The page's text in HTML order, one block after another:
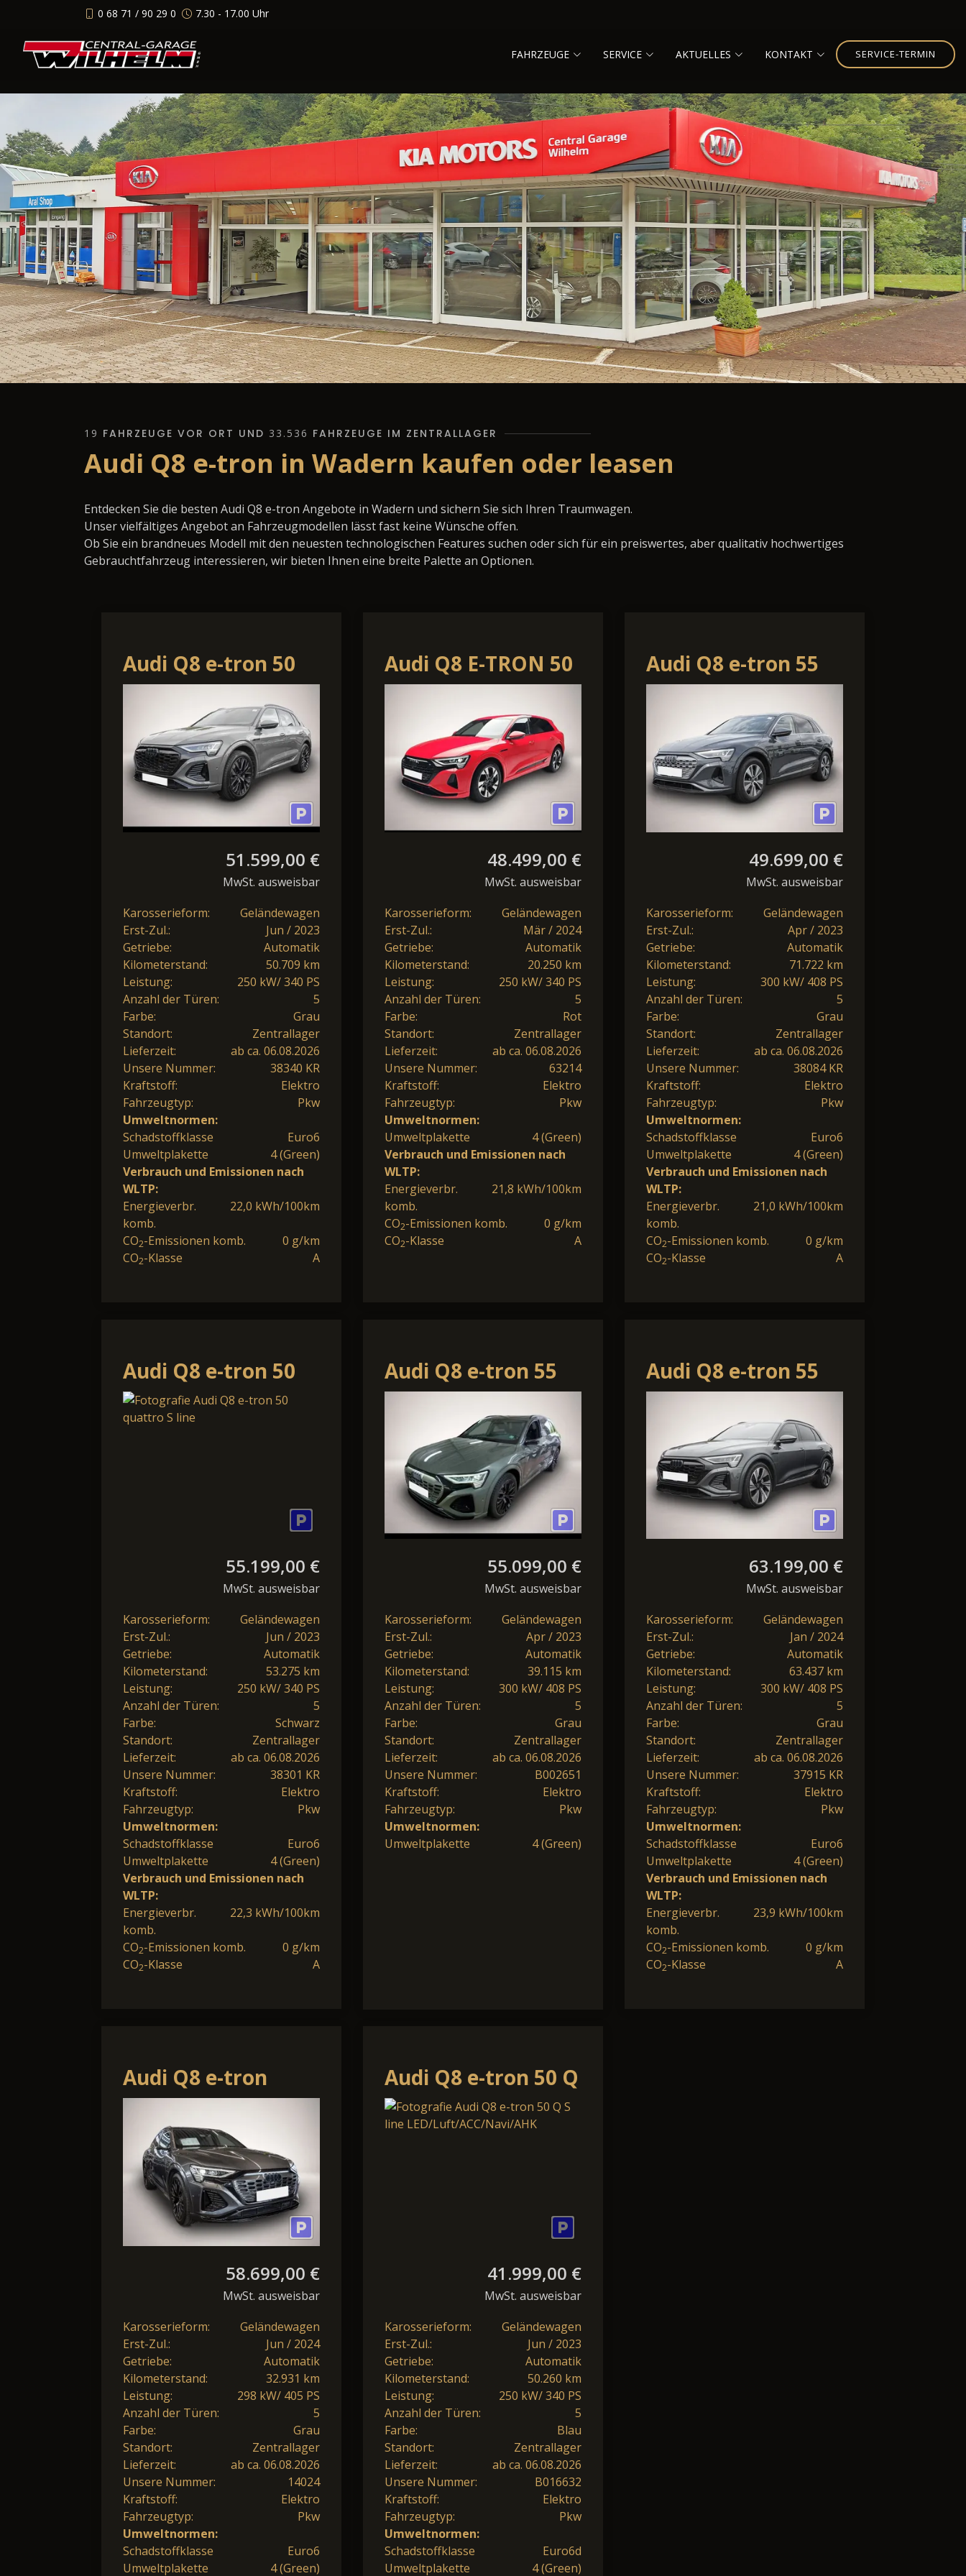
0 68 71 / 90 29 0 7.30 - 17.00 Uhr
FAHRZEUGE SERVICE AKTUELLES KONTAKT SERVICE-TERMIN
19 FAHRZEUGE VOR ORT UND 33.536 FAHRZEUGE IM ZENTRALLAGER
Audi Q8 e-tron in Wadern kaufen oder leasen
Entdecken Sie die besten Audi Q8 e-tron Angebote in Wadern und sichern Sie sich Ihren Traumwagen.
Unser vielfältiges Angebot an Fahrzeugmodellen lässt fast keine Wünsche offen.
Ob Sie ein brandneues Modell mit den neuesten technologischen Features suchen oder sich für ein preiswertes, aber qualitativ hochwertiges
Gebrauchtfahrzeug interessieren, wir bieten Ihnen eine breite Palette an Optionen.
Audi Q8 e-tron 50
quattro S line
51.599,00 €
MwSt. ausweisbar
Karosserieform:
Geländewagen
Erst-Zul.:
Jun / 2023
Getriebe:
Automatik
Kilometerstand:
50.709 km
Leistung:
250 kW/ 340 PS
Anzahl der Türen:
5
Farbe:
Grau
Standort:
Zentrallager
Lieferzeit:
ab ca. 06.08.2026
Unsere Nummer:
38340 KR
Kraftstoff:
Elektro
Fahrzeugtyp:
Pkw
Umweltnormen:
Schadstoffklasse
Euro6
Umweltplakette
4 (Green)
Verbrauch und Emissionen nach
WLTP:
Energieverbr.
komb.
22,0 kWh/100km
CO2-Emissionen komb.
0 g/km
CO2-Klasse A
Audi Q8 E-TRON 50
QUATTRO
ADVANCED NAVI
LED LM20
48.499,00 €
MwSt. ausweisbar
Karosserieform:
Geländewagen
Erst-Zul.:
Mär / 2024
Getriebe:
Automatik
Kilometerstand:
20.250 km
Leistung:
250 kW/ 340 PS
Anzahl der Türen:
5
Farbe:
Rot
Standort:
Zentrallager
Lieferzeit:
ab ca. 06.08.2026
Unsere Nummer:
63214
Kraftstoff:
Elektro
Fahrzeugtyp:
Pkw
Umweltnormen:
Umweltplakette
4 (Green)
Verbrauch und Emissionen nach
WLTP:
Energieverbr.
komb.
21,8 kWh/100km
CO2-Emissionen komb.
0 g/km
CO2-Klasse A
Audi Q8 e-tron 55
quattro Advanced
49.699,00 €
MwSt. ausweisbar
Karosserieform:
Geländewagen
Erst-Zul.:
Apr / 2023
Getriebe:
Automatik
Kilometerstand:
71.722 km
Leistung:
300 kW/ 408 PS
Anzahl der Türen:
5
Farbe:
Grau
Standort:
Zentrallager
Lieferzeit:
ab ca. 06.08.2026
Unsere Nummer:
38084 KR
Kraftstoff:
Elektro
Fahrzeugtyp:
Pkw
Umweltnormen:
Schadstoffklasse
Euro6
Umweltplakette
4 (Green)
Verbrauch und Emissionen nach
WLTP:
Energieverbr.
komb.
21,0 kWh/100km
CO2-Emissionen komb.
0 g/km
CO2-Klasse A
Audi Q8 e-tron 50
quattro S line
55.199,00 €
MwSt. ausweisbar
Karosserieform:
Geländewagen
Erst-Zul.:
Jun / 2023
Getriebe:
Automatik
Kilometerstand:
53.275 km
Leistung:
250 kW/ 340 PS
Anzahl der Türen:
5
Farbe:
Schwarz
Standort:
Zentrallager
Lieferzeit:
ab ca. 06.08.2026
Unsere Nummer:
38301 KR
Kraftstoff:
Elektro
Fahrzeugtyp:
Pkw
Umweltnormen:
Schadstoffklasse
Euro6
Umweltplakette
4 (Green)
Verbrauch und Emissionen nach
WLTP:
Energieverbr.
komb.
22,3 kWh/100km
CO2-Emissionen komb.
0 g/km
CO2-Klasse A
Audi Q8 e-tron 55
qu. S line
Edition*Head_up*Matrix*P
55.099,00 €
MwSt. ausweisbar
Karosserieform:
Geländewagen
Erst-Zul.:
Apr / 2023
Getriebe:
Automatik
Kilometerstand:
39.115 km
Leistung:
300 kW/ 408 PS
Anzahl der Türen:
5
Farbe:
Grau
Standort:
Zentrallager
Lieferzeit:
ab ca. 06.08.2026
Unsere Nummer:
B002651
Kraftstoff:
Elektro
Fahrzeugtyp:
Pkw
Umweltnormen:
Umweltplakette
4 (Green)
Audi Q8 e-tron 55
quattro S line AHK
Pano B&O
63.199,00 €
MwSt. ausweisbar
Karosserieform:
Geländewagen
Erst-Zul.:
Jan / 2024
Getriebe:
Automatik
Kilometerstand:
63.437 km
Leistung:
300 kW/ 408 PS
Anzahl der Türen:
5
Farbe:
Grau
Standort:
Zentrallager
Lieferzeit:
ab ca. 06.08.2026
Unsere Nummer:
37915 KR
Kraftstoff:
Elektro
Fahrzeugtyp:
Pkw
Umweltnormen:
Schadstoffklasse
Euro6
Umweltplakette
4 (Green)
Verbrauch und Emissionen nach
WLTP:
Energieverbr.
komb.
23,9 kWh/100km
CO2-Emissionen komb.
0 g/km
CO2-Klasse A
Audi Q8 e-tron
58.699,00 €
MwSt. ausweisbar
Karosserieform:
Geländewagen
Erst-Zul.:
Jun / 2024
Getriebe:
Automatik
Kilometerstand:
32.931 km
Leistung:
298 kW/ 405 PS
Anzahl der Türen:
5
Farbe:
Grau
Standort:
Zentrallager
Lieferzeit:
ab ca. 06.08.2026
Unsere Nummer:
14024
Kraftstoff:
Elektro
Fahrzeugtyp:
Pkw
Umweltnormen:
Schadstoffklasse
Euro6
Umweltplakette
4 (Green)
Audi Q8 e-tron 50 Q
S line
LED/Luft/ACC/Navi/AHK
41.999,00 €
MwSt. ausweisbar
Karosserieform:
Geländewagen
Erst-Zul.:
Jun / 2023
Getriebe:
Automatik
Kilometerstand:
50.260 km
Leistung:
250 kW/ 340 PS
Anzahl der Türen:
5
Farbe:
Blau
Standort:
Zentrallager
Lieferzeit:
ab ca. 06.08.2026
Unsere Nummer:
B016632
Kraftstoff:
Elektro
Fahrzeugtyp:
Pkw
Umweltnormen:
Schadstoffklasse
Euro6d
Umweltplakette
4 (Green)